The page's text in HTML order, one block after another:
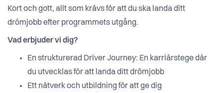
Kort och gott, allt som krävs för att du ska landa ditt
drömjobb efter programmets utgång.
Vad erbjuder vi dig?
En strukturerad Driver Journey: En karriärstege där
du utvecklas för att landa ditt drömjobb
Ett nätverk och utbildning för att ge dig